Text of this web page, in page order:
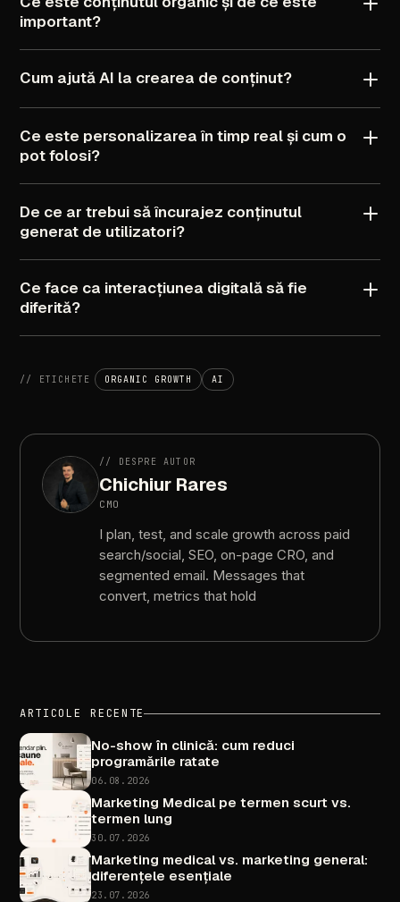
important?
Cum ajutăAI la crearea de conținut?
Ce este personalizarea în timp realși cum o
potfolosi?
De ce ar trebuisăîncurajez conținutul
generat de utilizatori?
Ce face ca interacțiunea digitalăsăfie
diferită?
// ETICHETE ORGANIC GROWTH AI
// DESPRE AUTOR
Chichiur Rares
CMO
I plan, test, and scale growth across paid
search/social, SEO, on-page CRO, and
segmented email. Messages that
convert, metrics that hold
ARTICOLE RECENTE
No-show în clinică: cum reduci
programările ratate
06.08.2026
Marketing Medical pe termen scurt vs.
termen lung
30.07.2026
Marketing medical vs. marketing general:
diferențele esențiale
23.07.2026